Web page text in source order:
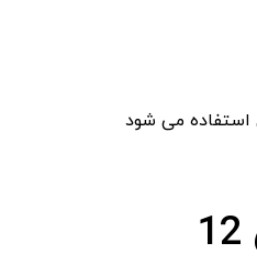
استفاده می شود